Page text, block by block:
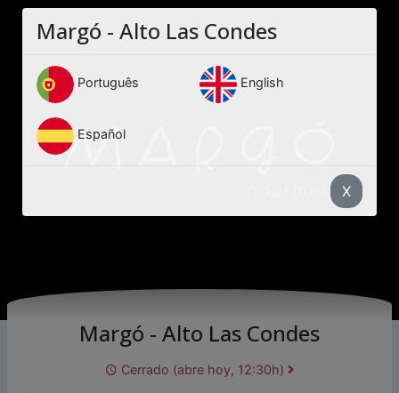
Margó - Alto Las Condes
Cerrado (abre hoy, 12:30h)
Margó - Alto Las Condes
Português English
Español
X